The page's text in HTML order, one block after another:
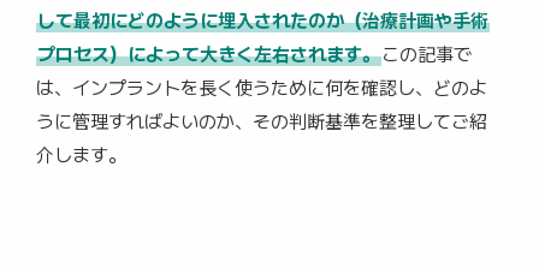
して最初にどのように埋入されたのか（治療計画や手術
プロセス）によって大きく左右されます。この記事で
は、インプラントを長く使うために何を確認し、どのよ
うに管理すればよいのか、その判断基準を整理してご紹
介します。